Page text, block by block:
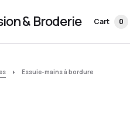
& Broderie Cart 0
Essuie-mains à bordure